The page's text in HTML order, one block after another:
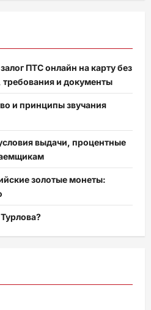
ПТС онлайн на карту без
и документы
и принципы звучания
выдачи, процентные
золотые монеты: